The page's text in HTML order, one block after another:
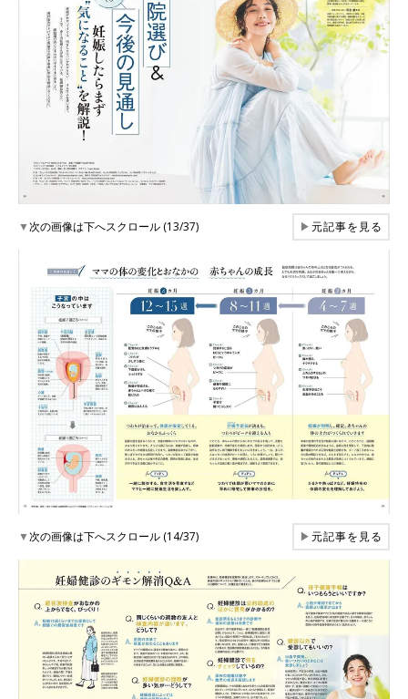
▼次の画像は下へスクロール (13/37) ▶元記事を見る
▼次の画像は下へスクロール (14/37) ▶元記事を見る